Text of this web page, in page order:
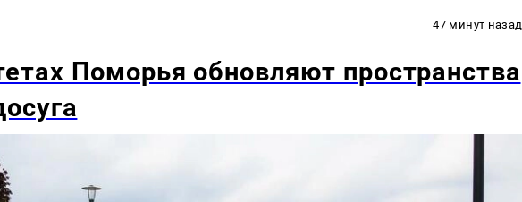
47 минут назад
Поморья обновляют пространства